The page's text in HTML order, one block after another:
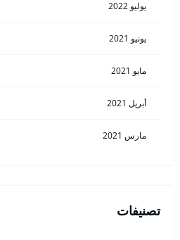
يوليو 2022
يونيو 2021
مايو 2021
أبريل 2021
مارس 2021
تصنيفات